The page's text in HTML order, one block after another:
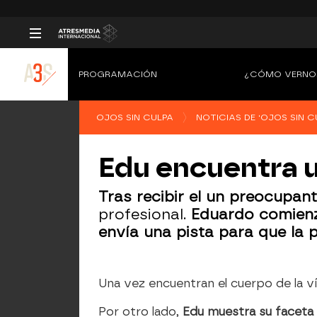
PROGRAMACIÓN ¿CÓMO
OJOS SIN CULPA NOTICIAS DE 'OJOS SIN
Edu encuentra
Tras recibir el un
profesional. Eduardo
envía una pista para que la
Una vez encuentran el cuerpo de la
Por otro lado, Edu muestra su